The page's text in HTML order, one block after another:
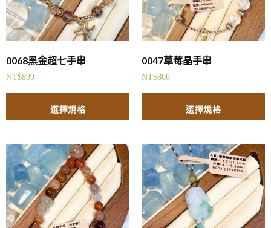
0068黑金超七手串
NT$899
選擇規格
0047草莓晶手串
NT$800
選擇規格